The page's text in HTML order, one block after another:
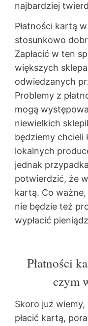
najbardziej
Płatności kartą
stosunkowo
Zapłacić w ten
większych
odwiedzanych
Problemy z
mogą
niewielkich
będziemy chcieli
lokalnych
jednak
potwierdzić, że
kartą. Co ważne,
nie będzie też
wypłacić
Płatności
czym
Skoro już
płacić kartą,